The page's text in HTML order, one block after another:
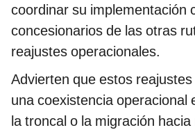
coordinar su implementación
concesionarios de las otras
reajustes operacionales.
Advierten que estos
una coexistencia operacional
la troncal o la migración